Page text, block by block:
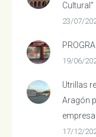
Cultural”
23/07/
19/06/
Utrillas
Aragón
17/12/